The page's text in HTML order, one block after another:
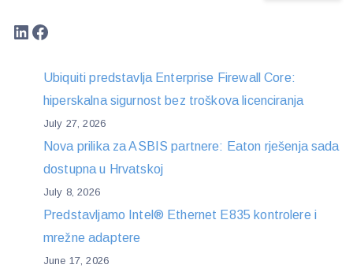
LinkedIn
Facebook
Ubiquiti predstavlja Enterprise Firewall Core:
hiperskalna sigurnost bez troškova licenciranja
July 27, 2026
Nova prilika za ASBIS partnere: Eaton rješenja sada
dostupna u Hrvatskoj
July 8, 2026
Predstavljamo Intel® Ethernet E835 kontrolere i
mrežne adaptere
June 17, 2026